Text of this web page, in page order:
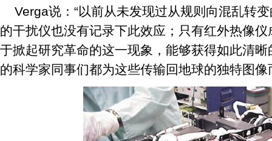
Verga说：“以前从未发现过从规则向混乱转
的干扰仪也没有记录下此效应；只有红外热像
于掀起研究革命的这一现象，能够获得如此清
的科学家同事们都为这些传输回地球的独特图像